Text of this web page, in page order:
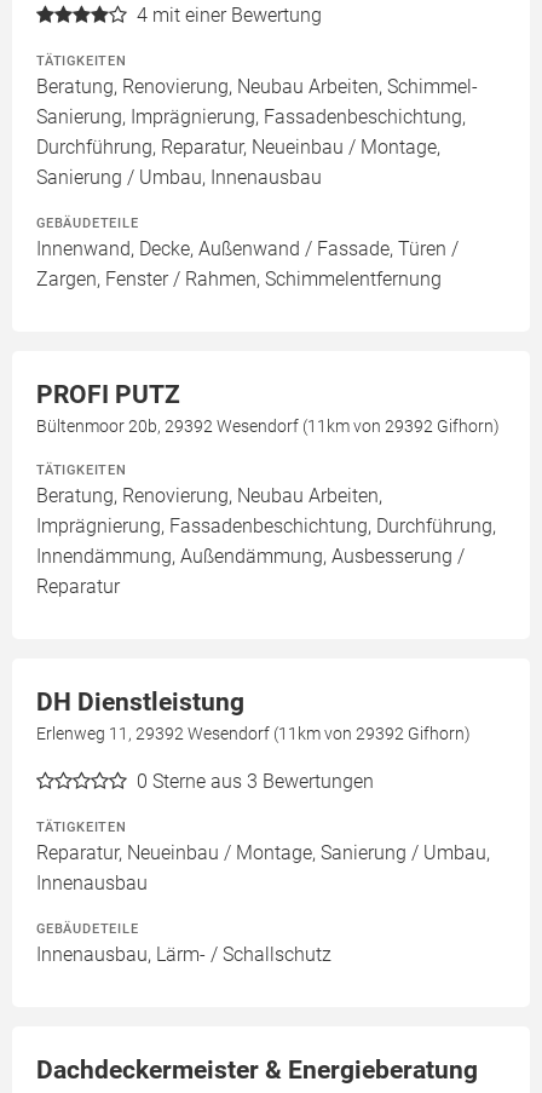
4 mit einer Bewertung
TÄTIGKEITEN
Beratung, Renovierung, Neubau Arbeiten, Schimmel-
Sanierung, Imprägnierung, Fassadenbeschichtung,
Durchführung, Reparatur, Neueinbau / Montage,
Sanierung / Umbau, Innenausbau
GEBÄUDETEILE
Innenwand, Decke, Außenwand / Fassade, Türen /
Zargen, Fenster / Rahmen, Schimmelentfernung
PROFI PUTZ
Bültenmoor 20b, 29392 Wesendorf (11km von 29392 Gifhorn)
TÄTIGKEITEN
Beratung, Renovierung, Neubau Arbeiten,
Imprägnierung, Fassadenbeschichtung, Durchführung,
Innendämmung, Außendämmung, Ausbesserung /
Reparatur
DH Dienstleistung
Erlenweg 11, 29392 Wesendorf (11km von 29392 Gifhorn)
0 Sterne aus 3 Bewertungen
TÄTIGKEITEN
Reparatur, Neueinbau / Montage, Sanierung / Umbau,
Innenausbau
GEBÄUDETEILE
Innenausbau, Lärm- / Schallschutz
Dachdeckermeister & Energieberatung